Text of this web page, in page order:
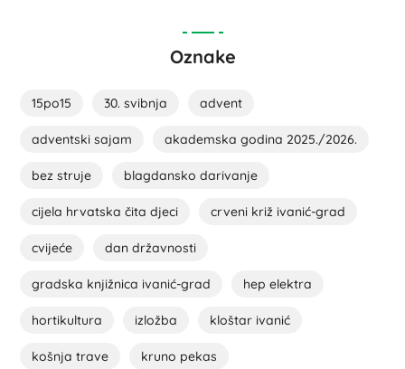
Oznake
15po15 30. svibnja advent
adventski sajam akademska godina 2025./2026.
bez struje blagdansko darivanje
cijela hrvatska čita djeci crveni križ ivanić-grad
cvijeće dan državnosti
gradska knjižnica ivanić-grad hep elektra
hortikultura izložba kloštar ivanić
košnja trave kruno pekas